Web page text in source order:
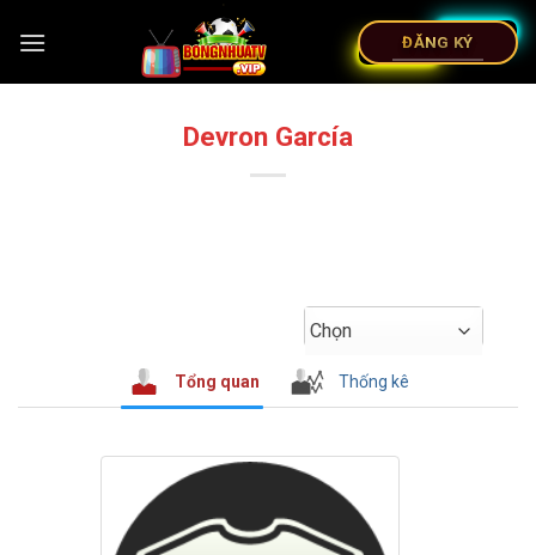
ĐĂNG KÝ
Devron García
Chọn
Tổng quan Thống kê